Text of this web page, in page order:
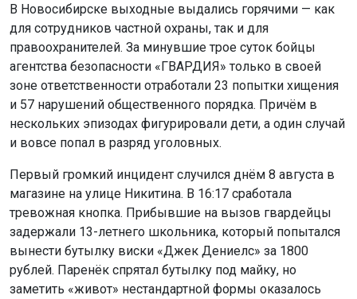
В Новосибирске выходные выдались горячими — как
для сотрудников частной охраны, так и для
правоохранителей. За минувшие трое суток бойцы
агентства безопасности «ГВАРДИЯ» только в своей
зоне ответственности отработали 23 попытки хищения
и 57 нарушений общественного порядка. Причём в
нескольких эпизодах фигурировали дети, а один случай
и вовсе попал в разряд уголовных.
Первый громкий инцидент случился днём 8 августа в
магазине на улице Никитина. В 16:17 сработала
тревожная кнопка. Прибывшие на вызов гвардейцы
задержали 13-летнего школьника, который попытался
вынести бутылку виски «Джек Дениелс» за 1800
рублей. Паренёк спрятал бутылку под майку, но
заметить «живот» нестандартной формы оказалось